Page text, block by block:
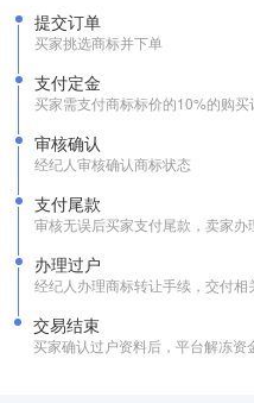
提交订单
买家挑选商标并下单
支付定金
买家需支付商标标价的10%的购买
审核确认
经纪人审核确认商标状态
支付尾款
审核无误后买家支付尾款，卖家办
办理过户
经纪人办理商标转让手续，交付相
交易结束
买家确认过户资料后，平台解冻资